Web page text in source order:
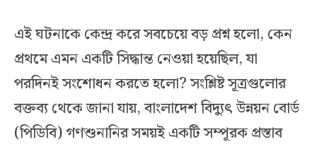
এই ঘটনাকে কেন্দ্র করে সবচেয়ে বড় প্রশ্ন হলো, কেন
প্রথমে এমন একটি সিদ্ধান্ত নেওয়া হয়েছিল, যা
পরদিনই সংশোধন করতে হলো? সংশ্লিষ্ট সূত্রগুলোর
বক্তব্য থেকে জানা যায়, বাংলাদেশ বিদ্যুৎ উন্নয়ন বোর্ড
(পিডিবি) গণশুনানির সময়ই একটি সম্পূরক প্রস্তাব